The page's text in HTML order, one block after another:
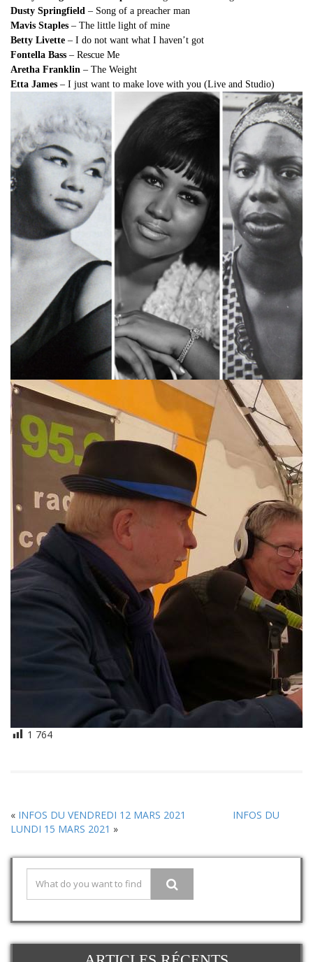
Dusty Springfield – Song of a preacher man
Mavis Staples – The little light of mine
Betty Livette – I do not want what I haven’t got
Fontella Bass – Rescue Me
Aretha Franklin – The Weight
Etta James – I just want to make love with you (Live and Studio)
1 764
« INFOS DU VENDREDI 12 MARS 2021
INFOS DU
LUNDI 15 MARS 2021 »